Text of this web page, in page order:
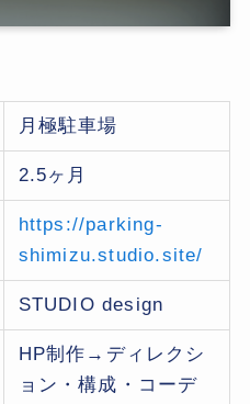
月極駐車場
2.5ヶ月
https://parking-
shimizu.studio.site/
STUDIO design
HP制作→ディレクシ
ョン・構成・コーデ